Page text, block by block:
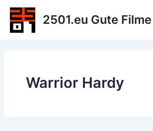
Zum
Inhalt
springen
2501.eu Gute Filme
Warrior Hardy